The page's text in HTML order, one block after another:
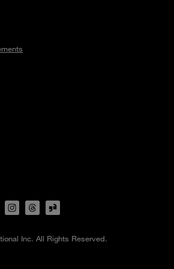
Inc. All Rights Reserved.